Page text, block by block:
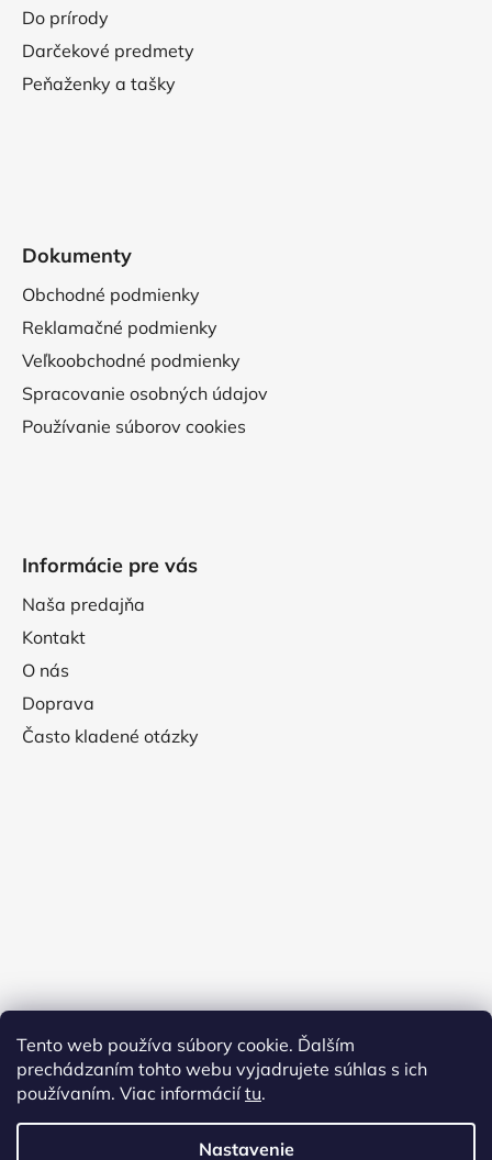
Tento web používa súbory cookie. Ďalším
prechádzaním tohto webu vyjadrujete súhlas s ich
používaním. Viac informáciítu.
Nastavenie
Do prírody
Darčekové predmety
Peňaženky a tašky
Dokumenty
Obchodné podmienky
Reklamačné podmienky
Veľkoobchodné podmienky
Spracovanie osobných údajov
Používanie súborov cookies
Informácie pre vás
Naša predajňa
Kontakt
O nás
Doprava
Často kladené otázky